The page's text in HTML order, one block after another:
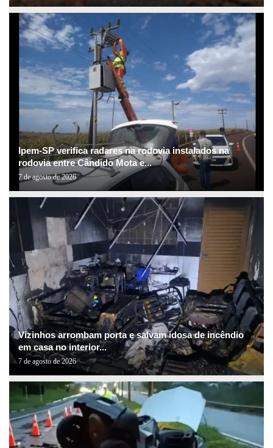
Ipem-SP verifica radares na rodovia instalados na
rodovia entre Cândido Mota e...
7 de agosto de 2026
Vizinhos arrombam porta e salvam idosa de incêndio
em casa no interior...
7 de agosto de 2026